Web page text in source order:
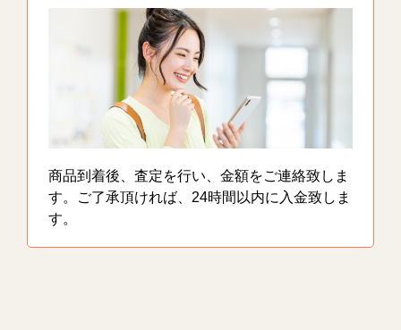
商品到着後、査定を行い、金額をご連絡致しま
す。ご了承頂ければ、24時間以内に入金致しま
す。